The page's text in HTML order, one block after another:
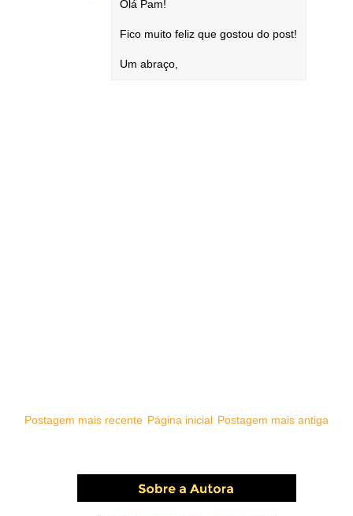
Olá Pam!
Fico muito feliz que gostou do post!
Um abraço,
Postagem mais recente Postagem mais antiga
Página inicial